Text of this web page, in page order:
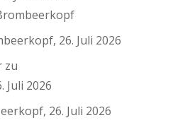
26. Juli 2026
zu
Juli 2026
26. Juli 2026